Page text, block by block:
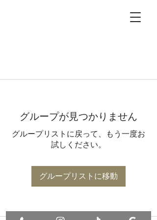
グループが見つかりません
グループリストに戻って、もう一度お
試しください。
グループリストに移動